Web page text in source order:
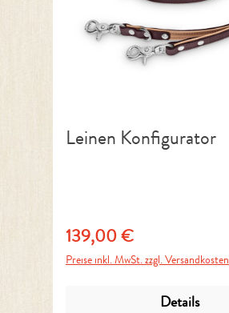
Leinen Konfigurator
Regulärer Preis:
139,00 €
Preise inkl. MwSt. zzgl. Versandkosten
Details